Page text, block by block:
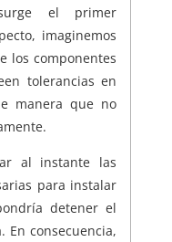
el primer
imaginemos
los componentes
tolerancias en
manera que no
al instante las
para instalar
detener el
En consecuencia,